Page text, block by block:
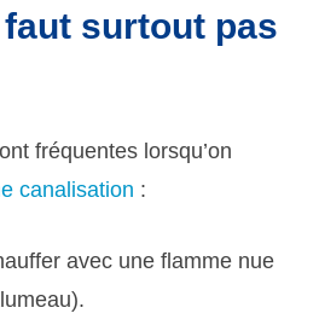
faut surtout pas
fréquentes lorsqu’on
canalisation :
avec une flamme nue